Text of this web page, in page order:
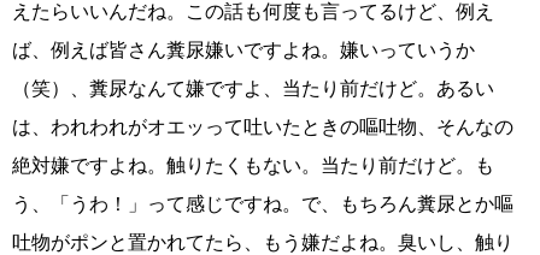
えたらいいんだね。この話も何度も言ってるけど、例え
ば、例えば皆さん糞尿嫌いですよね。嫌いっていうか
（笑）、糞尿なんて嫌ですよ、当たり前だけど。あるい
は、われわれがオエッって吐いたときの嘔吐物、そんなの
絶対嫌ですよね。触りたくもない。当たり前だけど。も
う、「うわ！」って感じですね。で、もちろん糞尿とか嘔
吐物がポンと置かれてたら、もう嫌だよね。臭いし、触り